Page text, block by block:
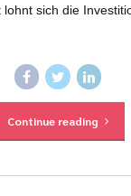
sich die
Continue reading